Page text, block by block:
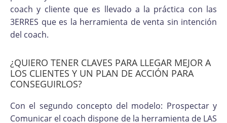
coach y cliente que es llevado a la práctica con las
3ERRES que es la herramienta de venta sin intención
del coach.
¿QUIERO TENER CLAVES PARA LLEGAR MEJOR A
LOS CLIENTES Y UN PLAN DE ACCIÓN PARA
CONSEGUIRLOS?
Con el segundo concepto del modelo: Prospectar y
Comunicar el coach dispone de la herramienta de LAS